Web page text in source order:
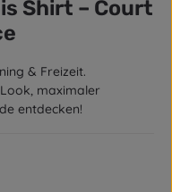
Shirt – Court
& Freizeit.
maximaler
entdecken!